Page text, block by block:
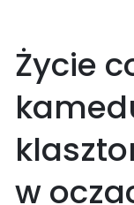
Życie
w